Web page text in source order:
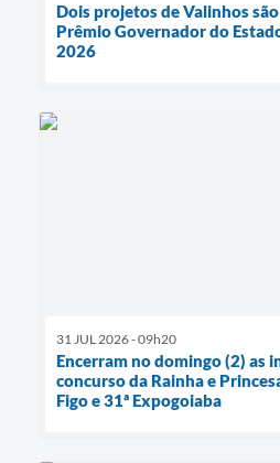
Dois projetos de Valinhos
Prêmio Governador do
2026
31 JUL 2026 - 09h20
Encerram no domingo (2) as
concurso da Rainha e
Figo e 31ª Expogoiaba